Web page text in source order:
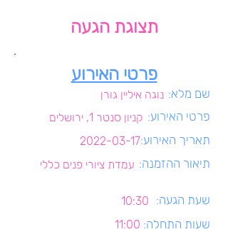
תצוגת הגעה
פרטי האירוע
נוגה איליין גורן שם מלא:
קניון סנטר 1, ירושלים פרטי האירוע:
2022-03-17תאריך האירוע:
עמדת ציורי פנים כללי תיאור ההזמנה:
10:30 שעת הגעה:
11:00 שעות התחלה: